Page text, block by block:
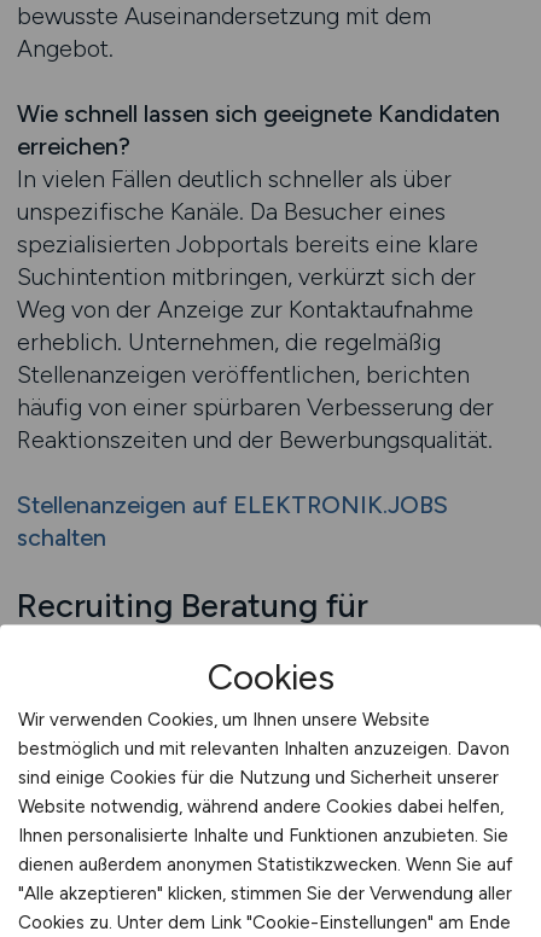
bewusste Auseinandersetzung mit dem
Angebot.
Wie schnell lassen sich geeignete Kandidaten
erreichen?
In vielen Fällen deutlich schneller als über
unspezifische Kanäle. Da Besucher eines
spezialisierten Jobportals bereits eine klare
Suchintention mitbringen, verkürzt sich der
Weg von der Anzeige zur Kontaktaufnahme
erheblich. Unternehmen, die regelmäßig
Stellenanzeigen veröffentlichen, berichten
häufig von einer spürbaren Verbesserung der
Reaktionszeiten und der Bewerbungsqualität.
Stellenanzeigen auf ELEKTRONIK.JOBS
schalten
Recruiting Beratung für
Die Suche nach geeignetem Elektronik-
Fachpersonal stellt viele Unternehmen vor
strukturelle und strategische Fragen. Welche
Profile sind realistisch verfügbar, wie lassen sich
Anforderungen marktgerecht formulieren und
über welche Kanäle werden qualifizierte
Kandidaten tatsächlich erreicht? Gerade in
einem angespannten Arbeitsmarkt reicht es oft
Cookies
Wir verwenden Cookies, um Ihnen unsere Website
bestmöglich und mit relevanten Inhalten anzuzeigen. Davon
sind einige Cookies für die Nutzung und Sicherheit unserer
Website notwendig, während andere Cookies dabei helfen,
Ihnen personalisierte Inhalte und Funktionen anzubieten. Sie
dienen außerdem anonymen Statistikzwecken. Wenn Sie auf
"Alle akzeptieren" klicken, stimmen Sie der Verwendung aller
Cookies zu. Unter dem Link "Cookie-Einstellungen" am Ende